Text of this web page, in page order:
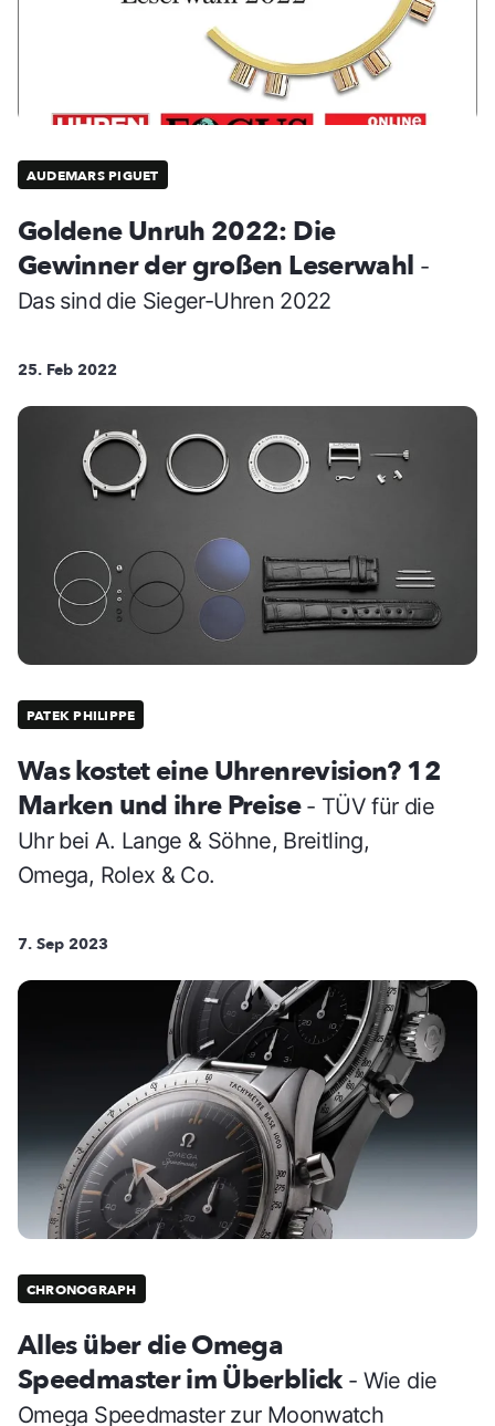
AUDEMARS PIGUET
Goldene Unruh 2022: Die
Gewinner der großen Leserwahl -
Das sind die Sieger-Uhren 2022
25. Feb 2022
PATEK PHILIPPE
Was kostet eine Uhrenrevision? 12
Marken und ihre Preise - TÜV für die
Uhr bei A. Lange & Söhne, Breitling,
Omega, Rolex & Co.
7. Sep 2023
CHRONOGRAPH
Alles über die Omega
Speedmaster im Überblick - Wie die
Omega Speedmaster zur Moonwatch